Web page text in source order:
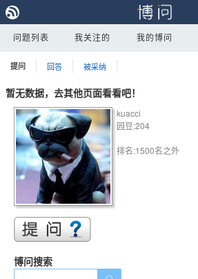
问题列表 我关注的 我的博问
提问 回答 被采纳
暂无数据，去其他页面看看吧！
kuacci
园豆:204
排名:1500名之外
博问搜索